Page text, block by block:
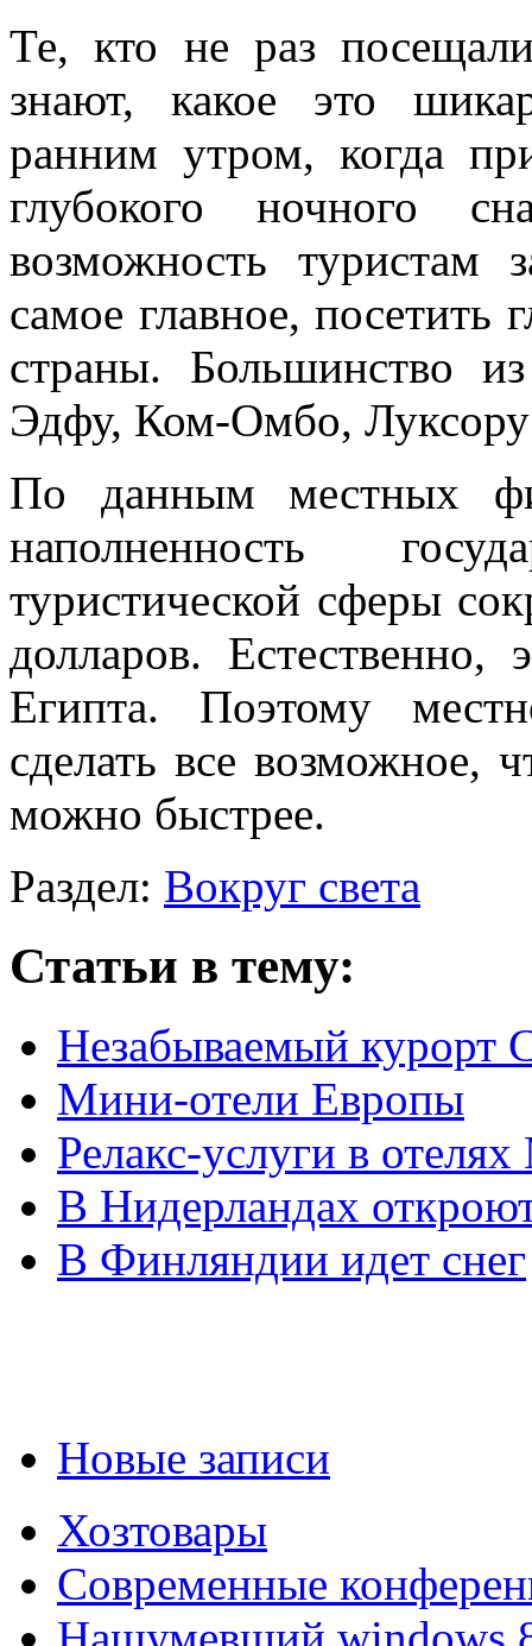
Те, кто не раз
знают, какое это
ранним утром, когда
глубокого ночного
возможность
самое главное, посетить
страны. Большинство
Эдфу, Ком-Омбо,
По данным местных
наполненность
туристической сферы
долларов.
Египта. Поэтому
сделать все возможное,
можно быстрее.
Раздел: Вокруг света
Статьи в тему:
Незабываемый курорт
Мини-отели Европы
Релакс-услуги в
В Нидерландах
В Финляндии идет снег
Новые записи
Хозтовары
Современные